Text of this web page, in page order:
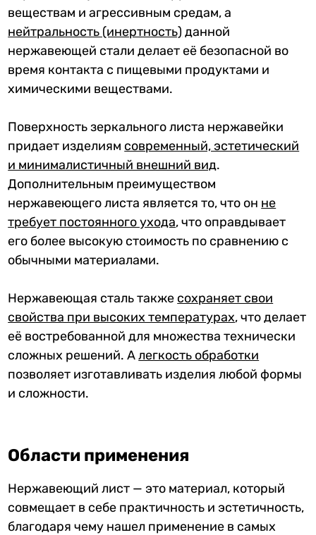
веществам и агрессивным средам, а
нейтральность (инертность) данной
нержавеющей стали делает её безопасной во
время контакта с пищевыми продуктами и
химическими веществами.
Поверхность зеркального листа нержавейки
придает изделиям современный, эстетический
и минималистичный внешний вид.
Дополнительным преимуществом
нержавеющего листа является то, что он не
требует постоянного ухода, что оправдывает
его более высокую стоимость по сравнению с
обычными материалами.
Нержавеющая сталь также сохраняет свои
свойства при высоких температурах, что делает
её востребованной для множества технически
сложных решений. Алегкость обработки
позволяет изготавливать изделия любой формы
и сложности.
Области применения
Нержавеющий лист — это материал, который
совмещает в себе практичность и эстетичность,
благодаря чему нашел применение в самых